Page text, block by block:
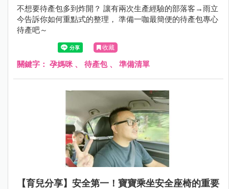
不想要待產包多到炸開？ 讓有兩次生產經驗的部落客→雨立
今告訴你如何重點式的整理， 準備一咖最簡便的待產包專心
待產吧～
收藏
關鍵字： 孕媽咪 、 待產包、 準備清單
【育兒分享】安全第一！寶寶乘坐安全座椅的重要